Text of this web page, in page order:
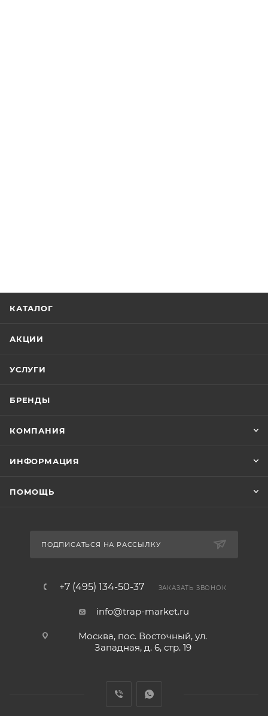
КАТАЛОГ
АКЦИИ
УСЛУГИ
БРЕНДЫ
КОМПАНИЯ
ИНФОРМАЦИЯ
ПОМОЩЬ
ПОДПИСАТЬСЯ НА РАССЫЛКУ
+7 (495) 134-50-37 ЗАКАЗАТЬ ЗВОНОК
info@trap-market.ru
Москва, пос. Восточный, ул.
Западная, д. 6, стр. 19